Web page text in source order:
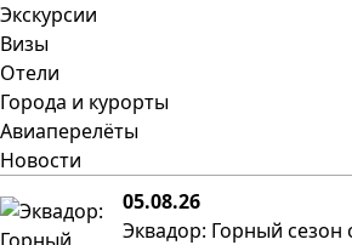
Экскурсии
Визы
Отели
Города и курорты
Авиаперелёты
Новости
05.08.26
Эквадор: Горный сезон